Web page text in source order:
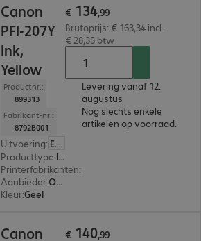
Canon
PFI-207Y
Ink,
Yellow
Productnr.:
899313
Fabrikant-nr.:
8792B001
Uitvoering: Europa
Producttype: Ink
Printerfabrikanten:
Aanbieder:
Origineel
Kleur:Geel
€ 134,99
Brutoprijs: € 163,34 incl.
€ 28,35 btw
Levering vanaf 12.
augustus
Nog slechts enkele
artikelen op voorraad.
Canon
€ 140,99